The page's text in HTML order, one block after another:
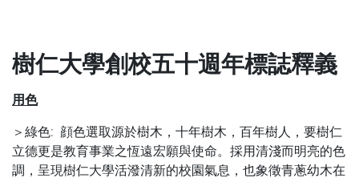
樹仁大學創校五十週年標誌釋義
用色
＞綠色: 顔色選取源於樹木，十年樹木，百年樹人，要樹仁
立德更是教育事業之恆遠宏願與使命。採用清淺而明亮的色
調，呈現樹仁大學活潑清新的校園氣息，也象徵青蔥幼木在